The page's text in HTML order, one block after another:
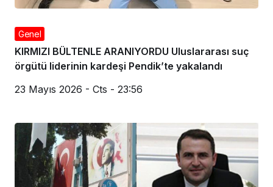
Genel
KIRMIZI BÜLTENLE ARANIYORDU Uluslararası suç
örgütü liderinin kardeşi Pendik’te yakalandı
23 Mayıs 2026 - Cts - 23:56